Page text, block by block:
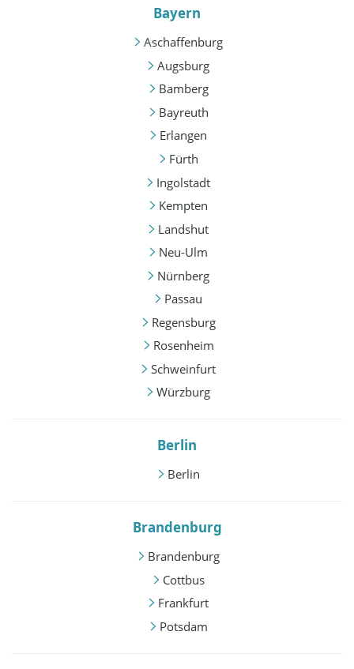
Bayern
Aschaffenburg
Augsburg
Bamberg
Bayreuth
Erlangen
Fürth
Ingolstadt
Kempten
Landshut
Neu-Ulm
Nürnberg
Passau
Regensburg
Rosenheim
Schweinfurt
Würzburg
Berlin
Berlin
Brandenburg
Brandenburg
Cottbus
Frankfurt
Potsdam